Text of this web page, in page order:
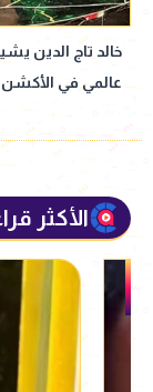
عالمي في الأكشن
الأكثر